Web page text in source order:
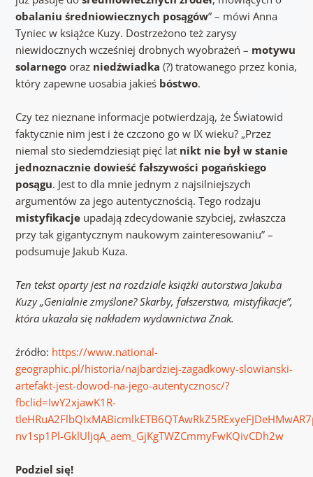
obalaniu średniowiecznych posągów” – mówi Anna
Tyniec w książce Kuzy. Dostrzeżono też zarysy
niewidocznych wcześniej drobnych wyobrażeń – motywu
solarnegooraz niedźwiadka (?) tratowanego przez konia,
który zapewne uosabia jakieś bóstwo.
Czy tez nieznane informacje potwierdzają, że Światowid
faktycznie nim jest i że czczono go w IX wieku? „Przez
niemal sto siedemdziesiąt pięć lat nikt nie był w stanie
jednoznacznie dowieść fałszywości pogańskiego
posągu. Jest to dla mnie jednym z najsilniejszych
argumentów za jego autentycznością. Tego rodzaju
mistyfikacjeupadają zdecydowanie szybciej, zwłaszcza
przy tak gigantycznym naukowym zainteresowaniu” –
podsumuje Jakub Kuza.
Ten tekst oparty jest na rozdziale książki autorstwa Jakuba
Kuzy „Genialnie zmyślone? Skarby, fałszerstwa, mistyfikacje”,
która ukazała się nakładem wydawnictwa Znak.
źródło: https://www.national-
geographic.pl/historia/najbardziej-zagadkowy-slowianski-
artefakt-jest-dowod-na-jego-autentycznosc/?
fbclid=IwY2xjawK1R-
nv1sp1Pl-GklUljqA_aem_GjKgTWZCmmyFwKQivCDh2w
Podziel się!